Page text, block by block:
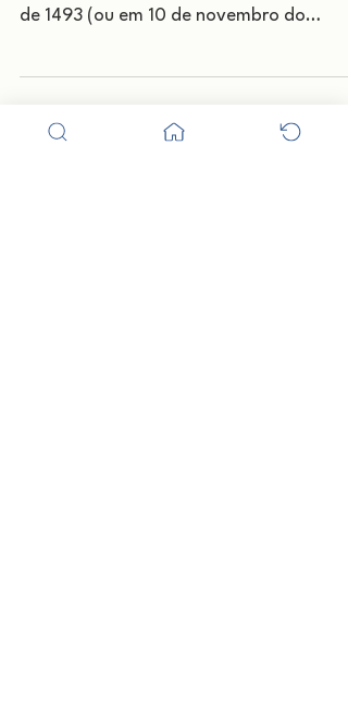
Quem Foi Paracelso!
Boletim Hermético Biografia Na aldeia
de 1493 (ou em 10 de novembro do